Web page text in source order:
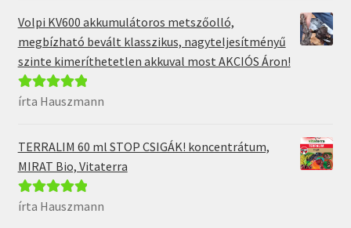
Volpi KV600 akkumulátoros metszőolló,
megbízható bevált klasszikus, nagyteljesítményű
szinte kimeríthetetlen akkuval most AKCIÓS Áron!
Értékelés:5/
írta Hauszmann
TERRALIM 60 ml STOP CSIGÁK! koncentrátum,
MIRAT Bio, Vitaterra
Értékelés:5/
írta Hauszmann